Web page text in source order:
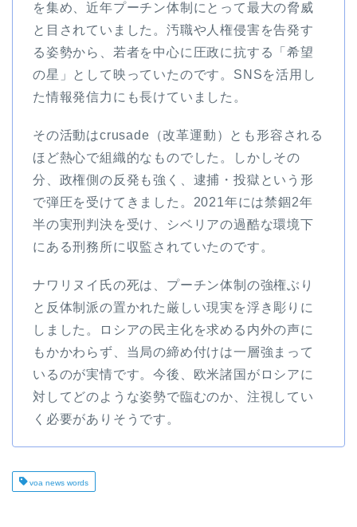
を集め、近年プーチン体制にとって最大の脅威
と目されていました。汚職や人権侵害を告発す
る姿勢から、若者を中心に圧政に抗する「希望
の星」として映っていたのです。SNSを活用し
た情報発信力にも長けていました。
その活動はcrusade（改革運動）とも形容される
ほど熱心で組織的なものでした。しかしその
分、政権側の反発も強く、逮捕・投獄という形
で弾圧を受けてきました。2021年には禁錮2年
半の実刑判決を受け、シベリアの過酷な環境下
にある刑務所に収監されていたのです。
ナワリヌイ氏の死は、プーチン体制の強権ぶり
と反体制派の置かれた厳しい現実を浮き彫りに
しました。ロシアの民主化を求める内外の声に
もかかわらず、当局の締め付けは一層強まって
いるのが実情です。今後、欧米諸国がロシアに
対してどのような姿勢で臨むのか、注視してい
く必要がありそうです。
voa news words